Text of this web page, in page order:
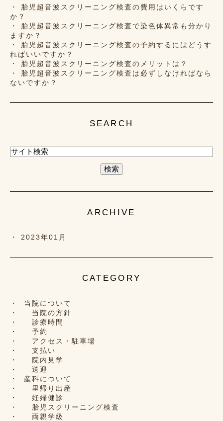
胎児超音波スクリーニング検査の費用はいくらです
か？
胎児超音波スクリーニング検査で染色体異常も分かり
ますか？
胎児超音波スクリーニング検査の予約するにはどうす
ればいいですか？
胎児超音波スクリーニング検査のメリットは？
胎児超音波スクリーニング検査は必ずしなければなら
ないですか？
SEARCH
ARCHIVE
2023年01月
CATEGORY
当院について
当院の方針
診療時間
予約
アクセス・駐車場
支払い
院内見学
送迎
産科について
里帰り出産
妊婦健診
胎児スクリーニング検査
両親学級